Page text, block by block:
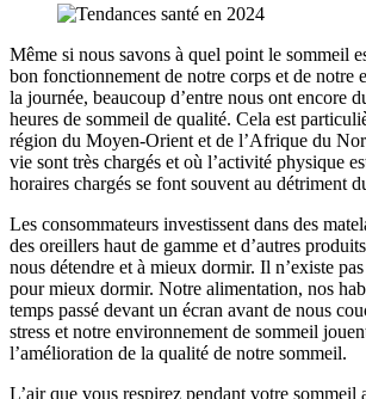
Même si nous savons à quel point le sommeil
bon fonctionnement de notre corps et de notre
la journée, beaucoup d’entre nous ont encore
heures de sommeil de qualité. Cela est
région du Moyen-Orient et de l’Afrique du
vie sont très chargés et où l’activité physique
horaires chargés se font souvent au détriment
Les consommateurs investissent dans des
des oreillers haut de gamme et d’autres
nous détendre et à mieux dormir. Il n’existe
pour mieux dormir. Notre alimentation, nos
temps passé devant un écran avant de nous
stress et notre environnement de sommeil
l’amélioration de la qualité de notre sommeil.
L’air que vous respirez pendant votre sommeil